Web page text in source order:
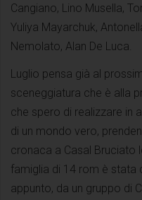
Cangiano, Lino Musella,
Yuliya Mayarchuk,
Nemolato, Alan De Luca.
Luglio pensa già al
sceneggiatura che è alla
che spero di realizzare in
di un mondo vero,
cronaca a Casal Bruciato
famiglia di 14 rom è stata
appunto, da un gruppo di